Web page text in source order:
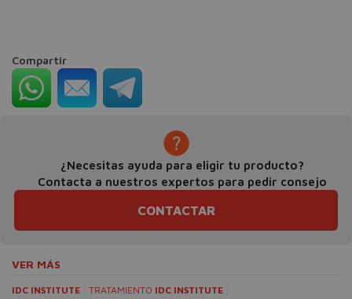
Compartir
¿Necesitas ayuda para eligir tu producto?
Contacta a nuestros expertos para pedir consejo
CONTACTAR
VER MÁS
IDC INSTITUTE TRATAMIENTO IDC INSTITUTE